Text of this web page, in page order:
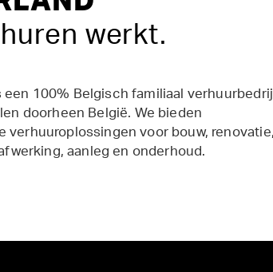
werkt.
een 100% Belgisch familiaal
doorheen België. We bieden
verhuuroplossingen voor bouw, renovatie,
aanleg en onderhoud.